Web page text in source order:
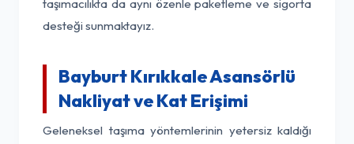
taşımacılıkta da aynı özenle paketleme ve sigorta
desteği sunmaktayız.
Bayburt Kırıkkale Asansörlü
Nakliyat ve Kat Erişimi
Geleneksel taşıma yöntemlerinin yetersiz kaldığı